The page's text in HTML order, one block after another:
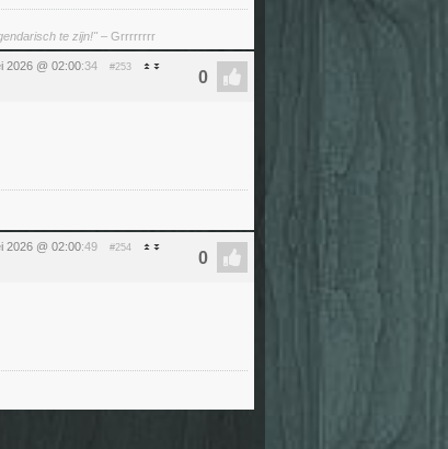
te zijn!" – Grrrrrrrr
2026 @ 02:00:34 #253
2026 @ 02:00:49 #254